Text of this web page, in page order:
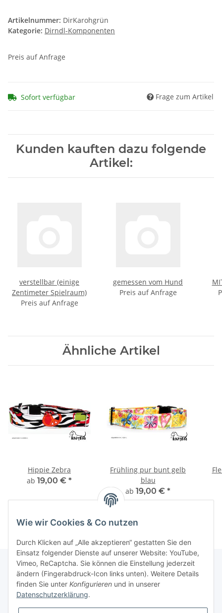
Artikelnummer: DirKarohgrün
Kategorie: Dirndl-Komponenten
Preis auf Anfrage
Sofort verfügbar Frage zum Artikel
Kunden kauften dazu folgende
Artikel:
verstellbar (einige
Zentimeter Spielraum)
Preis auf Anfrage
gemessen vom Hund
Preis auf Anfrage
Ähnliche Artikel
Hippie Zebra
ab 19,00 € *
Frühling pur bunt gelb
blau
ab 19,00 € *
Informationen
Wie wir Cookies & Co nutzen
Durch Klicken auf „Alle akzeptieren“ gestatten Sie den
Einsatz folgender Dienste auf unserer Website: YouTube,
Vimeo, ReCaptcha. Sie können die Einstellung jederzeit
ändern (Fingerabdruck-Icon links unten). Weitere Details
finden Sie unter Konfigurieren und in unserer
Datenschutzerklärung.